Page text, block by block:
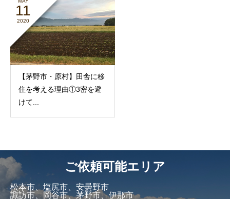
11
2020
【茅野市・原村】田舎に移
住を考える理由①3密を避
けて...
ご依頼可能エリア
松本市、塩尻市、安曇野市
諏訪市、岡谷市、茅野市、伊那市